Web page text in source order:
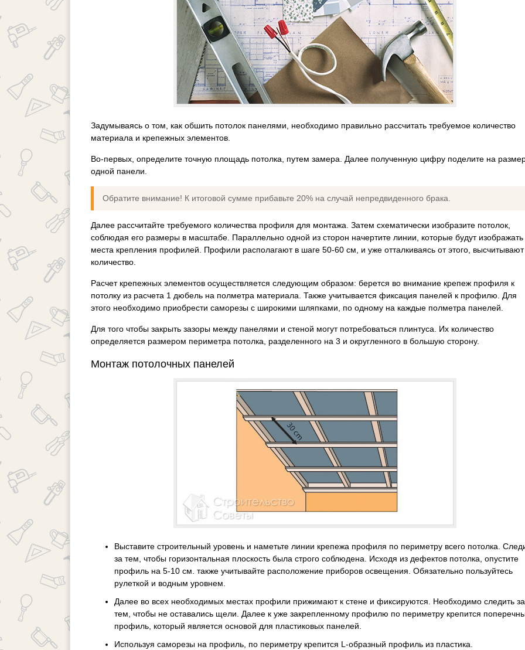
Задумываясь о том, как обшить потолок панелями, необходимо правильно рассчитать требуемое количество
материала и крепежных элементов.
Во-первых, определите точную площадь потолка, путем замера. Далее полученную цифру поделите на
одной панели.
Обратите внимание! К итоговой сумме прибавьте 20% на случай непредвиденного брака.
Далее рассчитайте требуемого количества профиля для монтажа. Затем схематически изобразите потолок,
соблюдая его размеры в масштабе. Параллельно одной из сторон начертите линии, которые будут изображать
места крепления профилей. Профили располагают в шаге 50-60 см, и уже отталкиваясь от этого, высчитывают
количество.
Расчет крепежных элементов осуществляется следующим образом: берется во внимание крепеж профиля к
потолку из расчета 1 дюбель на полметра материала. Также учитывается фиксация панелей к профилю. Для
этого необходимо приобрести саморезы с широкими шляпками, по одному на каждые полметра панелей.
Для того чтобы закрыть зазоры между панелями и стеной могут потребоваться плинтуса. Их количество
определяется размером периметра потолка, разделенного на 3 и округленного в большую сторону.
Монтаж потолочных панелей
Выставите строительный уровень и наметьте линии крепежа профиля по периметру всего потолка.
за тем, чтобы горизонтальная плоскость была строго соблюдена. Исходя из дефектов потолка, опустите
профиль на 5-10 см. также учитывайте расположение приборов освещения. Обязательно пользуйтесь
рулеткой и водным уровнем.
Далее во всех необходимых местах профили прижимают к стене и фиксируются. Необходимо следить за
тем, чтобы не оставались щели. Далее к уже закрепленному профилю по периметру крепится
профиль, который является основой для пластиковых панелей.
Используя саморезы на профиль, по периметру крепится L-образный профиль из пластика.